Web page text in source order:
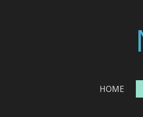
HOME